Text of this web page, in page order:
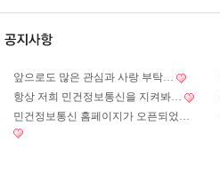
앞으로도 많은 관심과 사랑 부탁…
항상 저희 민건정보통신을 지켜봐…
민건정보통신 홈페이지가 오픈되었…